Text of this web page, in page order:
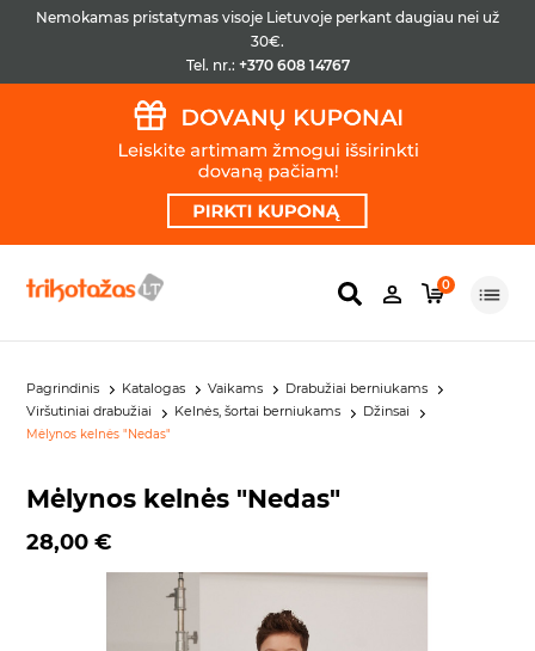
Nemokamas pristatymas visoje Lietuvoje perkant daugiau nei už
30€.
Tel. nr.: +370 608 14767
0
Pagrindinis Katalogas Vaikams
Drabužiai berniukams
Viršutiniai drabužiai
Kelnės, šortai berniukams Džinsai
Mėlynos kelnės "Nedas"
Mėlynos kelnės "Nedas"
28,00 €